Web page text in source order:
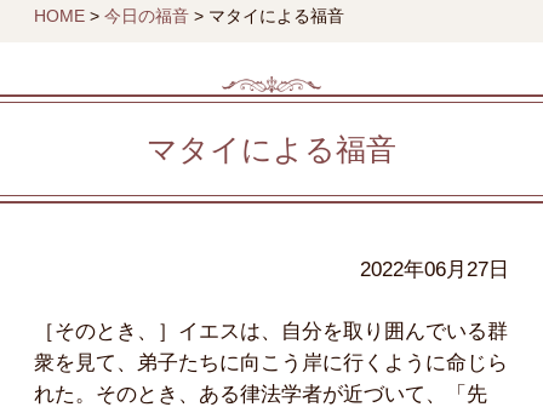
HOME > 今日の福音 > マタイによる福音
マタイによる福音
2022年06月27日
［そのとき、］イエスは、自分を取り囲んでいる群
衆を見て、弟子たちに向こう岸に行くように命じら
れた。そのとき、ある律法学者が近づいて、「先